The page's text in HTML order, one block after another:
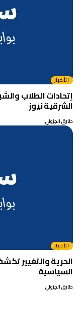
الأخبار
إتحادات الطلاب
الشرقية نيوز
طارق الجزولي
الأخبار
الحرية والتغيير
السياسية
طارق الجزولي